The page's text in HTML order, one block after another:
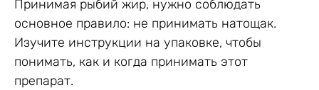
Принимая рыбий жир, нужно соблюдать
основное правило: не принимать натощак.
Изучите инструкции на упаковке, чтобы
понимать, как и когда принимать этот
препарат.